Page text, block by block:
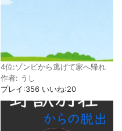
4位:ゾンビから逃げて家へ帰れ
作者: うし
プレイ:356 いいね:20